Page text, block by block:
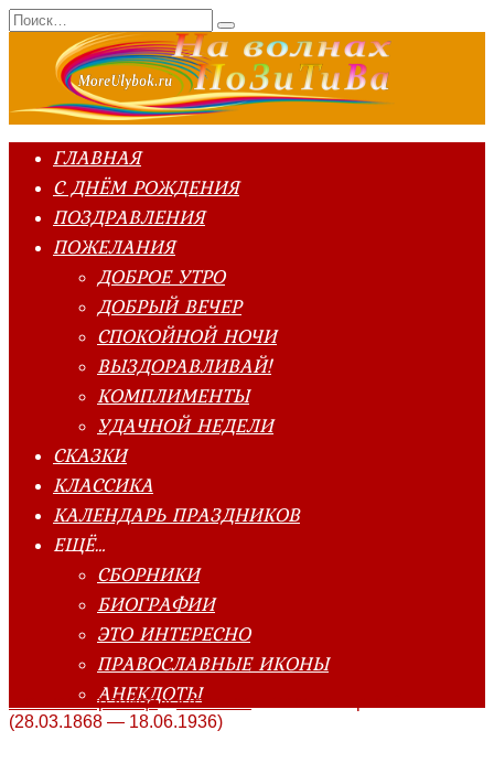
Перейти
к
содержанию
Search
for:
ГЛАВНАЯ
С ДНЁМ РОЖДЕНИЯ
ПОЗДРАВЛЕНИЯ
ПОЖЕЛАНИЯ
ДОБРОЕ УТРО
ДОБРЫЙ ВЕЧЕР
СПОКОЙНОЙ НОЧИ
ВЫЗДОРАВЛИВАЙ!
КОМПЛИМЕНТЫ
УДАЧНОЙ НЕДЕЛИ
СКАЗКИ
КЛАССИКА
КАЛЕНДАРЬ ПРАЗДНИКОВ
ЕЩЁ…
СБОРНИКИ
БИОГРАФИИ
ЭТО ИНТЕРЕСНО
ПРАВОСЛАВНЫЕ ИКОНЫ
АНЕКДОТЫ
Главная страница»Классика
(28.03.1868 — 18.06.1936)